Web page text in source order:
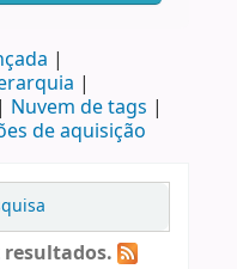
Nuvem de tags
de aquisição